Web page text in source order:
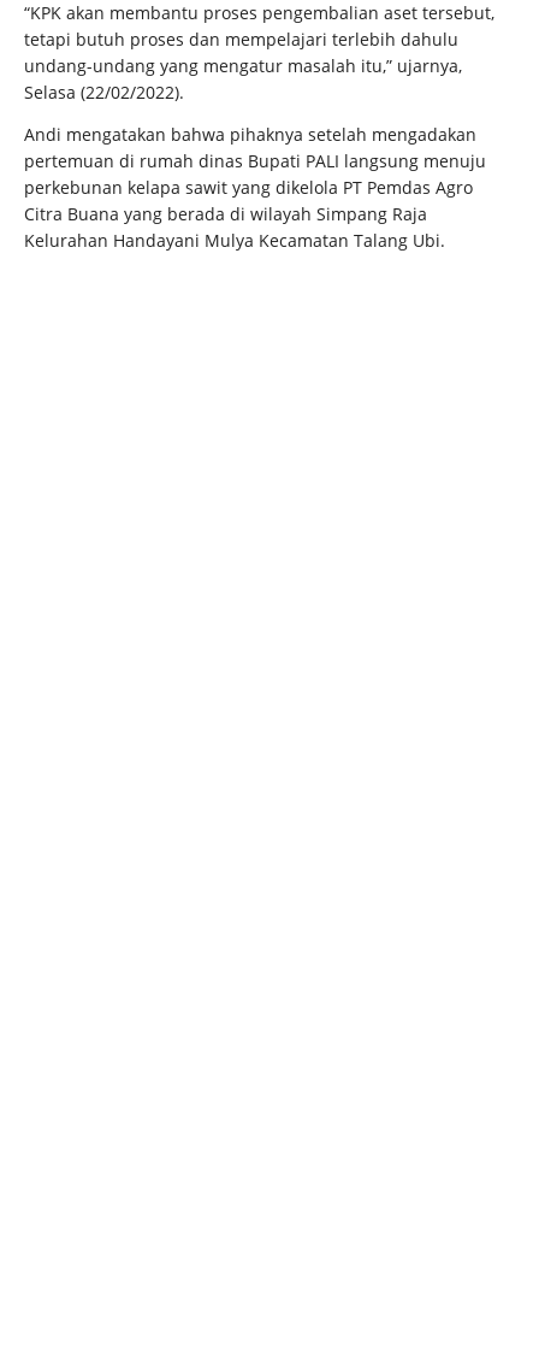
“KPK akan membantu proses pengembalian aset tersebut,
tetapi butuh proses dan mempelajari terlebih dahulu
undang-undang yang mengatur masalah itu,” ujarnya,
Selasa (22/02/2022).
Andi mengatakan bahwa pihaknya setelah mengadakan
pertemuan di rumah dinas Bupati PALI langsung menuju
perkebunan kelapa sawit yang dikelola PT Pemdas Agro
Citra Buana yang berada di wilayah Simpang Raja
Kelurahan Handayani Mulya Kecamatan Talang Ubi.